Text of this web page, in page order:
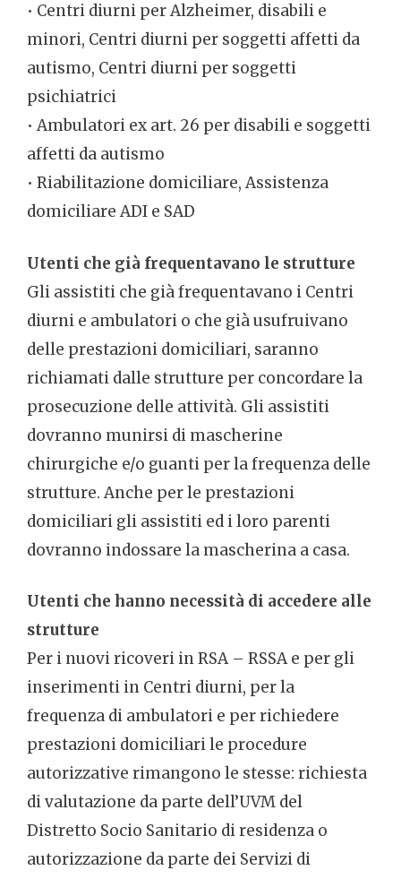
• Centri diurni per Alzheimer, disabili e
minori, Centri diurni per soggetti affetti da
autismo, Centri diurni per soggetti
psichiatrici
• Ambulatori ex art. 26 per disabili e soggetti
affetti da autismo
• Riabilitazione domiciliare, Assistenza
domiciliare ADI e SAD
Utenti che già frequentavano le strutture
Gli assistiti che già frequentavano i Centri
diurni e ambulatori o che già usufruivano
delle prestazioni domiciliari, saranno
richiamati dalle strutture per concordare la
prosecuzione delle attività. Gli assistiti
dovranno munirsi di mascherine
chirurgiche e/o guanti per la frequenza delle
strutture. Anche per le prestazioni
domiciliari gli assistiti ed i loro parenti
dovranno indossare la mascherina a casa.
Utenti che hanno necessità di accedere alle
strutture
Per i nuovi ricoveri in RSA – RSSA e per gli
inserimenti in Centri diurni, per la
frequenza di ambulatori e per richiedere
prestazioni domiciliari le procedure
autorizzative rimangono le stesse: richiesta
di valutazione da parte dell’UVM del
Distretto Socio Sanitario di residenza o
autorizzazione da parte dei Servizi di